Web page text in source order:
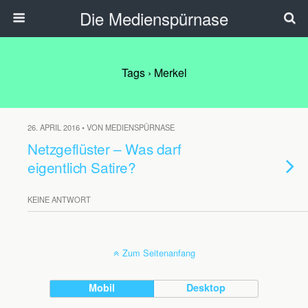
Die Medienspürnase
Tags › Merkel
26. APRIL 2016 • VON MEDIENSPÜRNASE
Netzgeflüster – Was darf
eigentlich Satire?
KEINE ANTWORT
Zum Seitenanfang
Mobil Desktop